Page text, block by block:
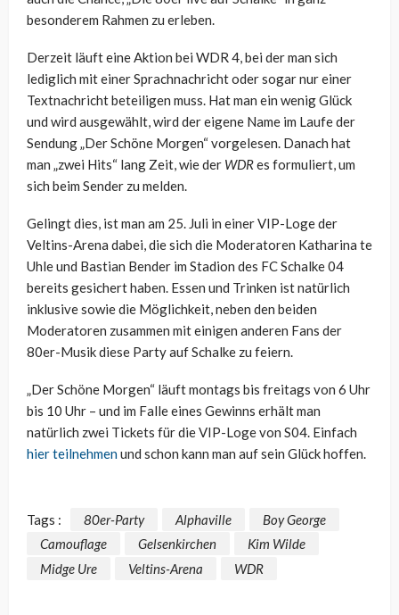
besonderem Rahmen zu erleben.
Derzeit läuft eine Aktion bei WDR 4, bei der man sich
lediglich mit einer Sprachnachricht oder sogar nur einer
Textnachricht beteiligen muss. Hat man ein wenig Glück
und wird ausgewählt, wird der eigene Name im Laufe der
Sendung „Der Schöne Morgen“ vorgelesen. Danach hat
man „zwei Hits“ lang Zeit, wie der WDRes formuliert, um
sich beim Sender zu melden.
Gelingt dies, ist man am 25. Juli in einer VIP-Loge der
Veltins-Arena dabei, die sich die Moderatoren Katharina te
Uhle und Bastian Bender im Stadion des FC Schalke 04
bereits gesichert haben. Essen und Trinken ist natürlich
inklusive sowie die Möglichkeit, neben den beiden
Moderatoren zusammen mit einigen anderen Fans der
80er-Musik diese Party auf Schalke zu feiern.
„Der Schöne Morgen“ läuft montags bis freitags von 6 Uhr
bis 10 Uhr – und im Falle eines Gewinns erhält man
natürlich zwei Tickets für die VIP-Loge von S04. Einfach
hier teilnehmenund schon kann man auf sein Glück hoffen.
Tags : 80er-Party Alphaville
Boy George
Camouflage
Gelsenkirchen
Kim Wilde
Midge Ure
Veltins-Arena WDR